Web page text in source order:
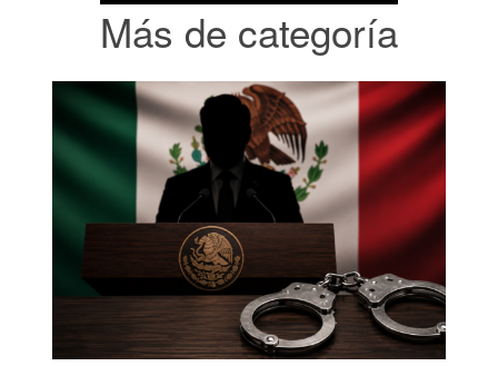
Más de categoría